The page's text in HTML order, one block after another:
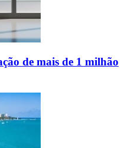
de mais de 1 milhão